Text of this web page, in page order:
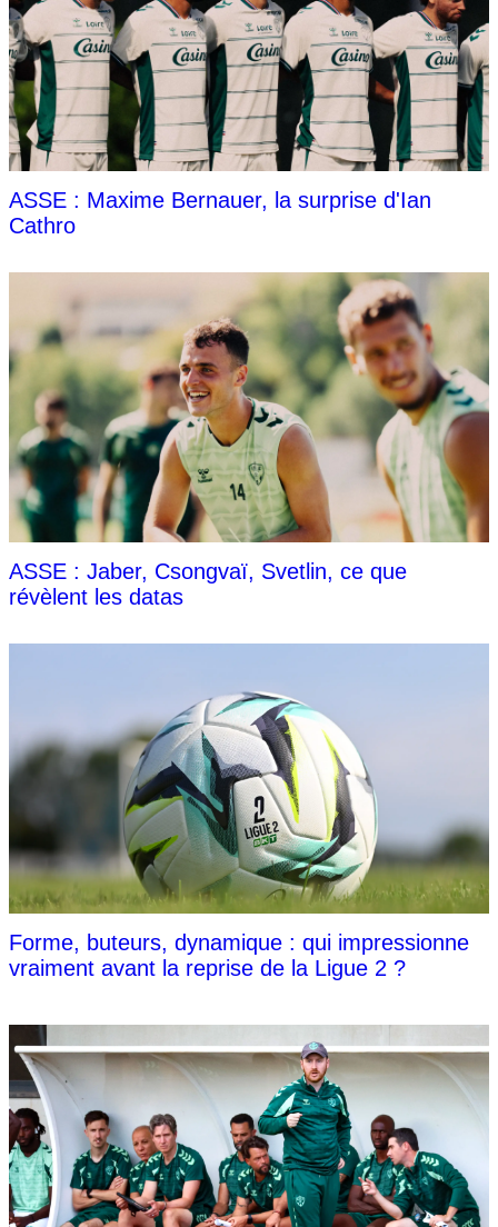
ASSE : Maxime Bernauer, la surprise d'Ian
Cathro
ASSE : Jaber, Csongvaï, Svetlin, ce que
révèlent les datas
Forme, buteurs, dynamique : qui impressionne
vraiment avant la reprise de la Ligue 2 ?